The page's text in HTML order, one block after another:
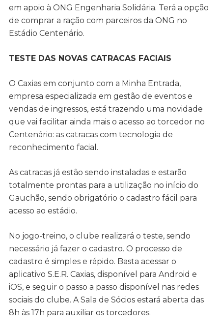
em apoio à ONG Engenharia Solidária. Terá a opção
de comprar a ração com parceiros da ONG no
Estádio Centenário.
TESTE DAS NOVAS CATRACAS FACIAIS
O Caxias em conjunto com a Minha Entrada,
empresa especializada em gestão de eventos e
vendas de ingressos, está trazendo uma novidade
que vai facilitar ainda mais o acesso ao torcedor no
Centenário: as catracas com tecnologia de
reconhecimento facial.
As catracas já estão sendo instaladas e estarão
totalmente prontas para a utilização no início do
Gauchão, sendo obrigatório o cadastro fácil para
acesso ao estádio.
No jogo-treino, o clube realizará o teste, sendo
necessário já fazer o cadastro. O processo de
cadastro é simples e rápido. Basta acessar o
aplicativo S.E.R. Caxias, disponível para Android e
iOS, e seguir o passo a passo disponível nas redes
sociais do clube. A Sala de Sócios estará aberta das
8h às 17h para auxiliar os torcedores.